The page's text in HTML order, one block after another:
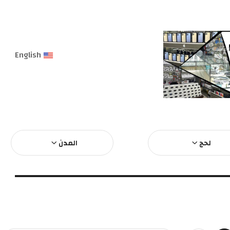
لحج المدن